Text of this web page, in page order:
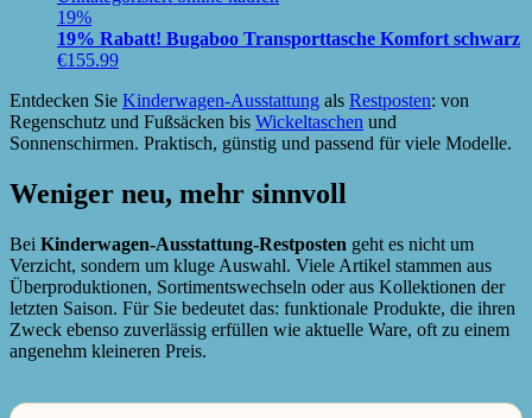
19%
19% Rabatt! Bugaboo Transporttasche Komfort schwarz
€155.99
Entdecken Sie Kinderwagen-Ausstattung als Restposten: von
Regenschutz und Fußsäcken bis Wickeltaschen und
Sonnenschirmen. Praktisch, günstig und passend für viele Modelle.
Weniger neu, mehr sinnvoll
Bei Kinderwagen-Ausstattung-Restposten geht es nicht um
Verzicht, sondern um kluge Auswahl. Viele Artikel stammen aus
Überproduktionen, Sortimentswechseln oder aus Kollektionen der
letzten Saison. Für Sie bedeutet das: funktionale Produkte, die ihren
Zweck ebenso zuverlässig erfüllen wie aktuelle Ware, oft zu einem
angenehm kleineren Preis.